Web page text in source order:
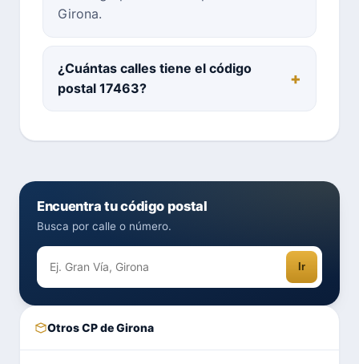
Girona.
¿Cuántas calles tiene el código
postal 17463?
Encuentra tu código postal
Busca por calle o número.
Ir
Otros CP de Girona